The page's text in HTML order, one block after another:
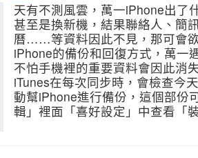
天有不測風雲，萬一iPhone出了
甚至是換新機，結果聯絡人、簡
曆……等資料因此不見，那可會
iPhone的備份和回復方式，萬一
不怕手機裡的重要資料會因此消
iTunes在每次同步時，會檢查今
動幫iPhone進行備份，這個部份
輯」裡面「喜好設定」中查看「